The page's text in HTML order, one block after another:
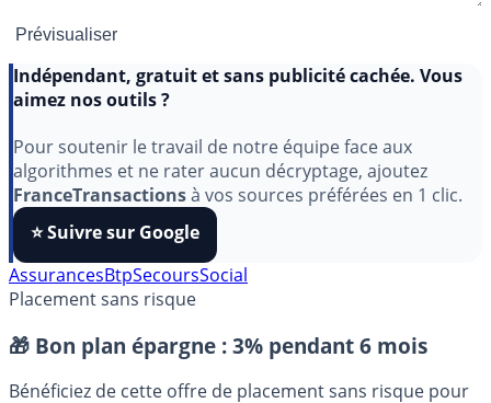
Indépendant, gratuit et sans publicité cachée. Vous
Pour soutenir le travail de notre équipe face aux
algorithmes et ne rater aucun décryptage, ajoutez
FranceTransactionsà vos sources préférées en 1 clic.
⭐️ Suivre sur Google
AssurancesBtpSecours
Placement sans risque
🎁 Bon plan épargne : 3% pendant 6 mois